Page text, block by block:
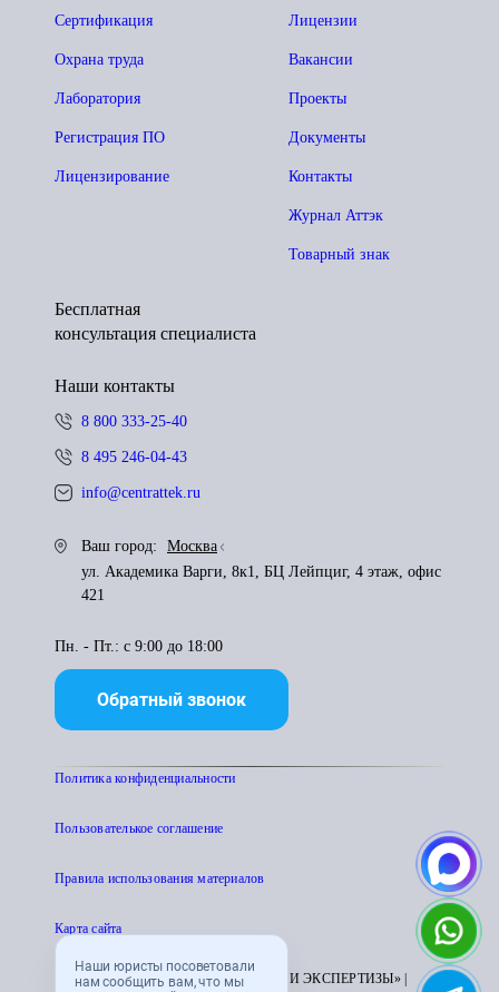
Наши юристы посоветовали
нам сообщить вам, что мы
Лицензии
Вакансии
Проекты
Документы
Контакты
Журнал Аттэк
Товарный знак
Сертификация
Охрана труда
Лаборатория
Регистрация ПО
Лицензирование
Бесплатная
консультация специалиста
Наши контакты
8 800 333-25-40
8 495 246-04-43
info@centrattek.ru
Ваш город:
Москва
ул. Академика Варги, 8к1, БЦ Лейпциг, 4 этаж, офис
421
Пн. - Пт.: с 9:00 до 18:00
Обратный звонок
Политика конфиденциальности
Пользователькое соглашение
Правила использования материалов
Карта сайта
© 1995 - 2026 «ЦЕНТР АТТЕСТАЦИИ И ЭКСПЕРТИЗЫ» |